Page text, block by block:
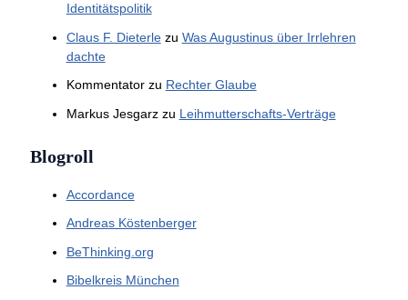
Identitätspolitik
Claus F. Dieterlezu Was Augustinus über Irrlehren
dachte
Kommentatorzu Rechter Glaube
Markus Jesgarzzu Leihmutterschafts-Verträge
Blogroll
Accordance
Andreas Köstenberger
BeThinking.org
Bibelkreis München